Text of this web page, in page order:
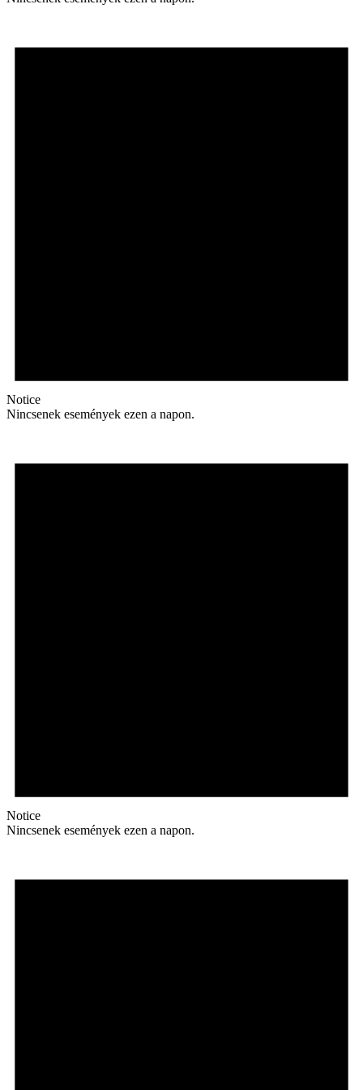
Notice
Nincsenek események ezen a napon.
Notice
Nincsenek események ezen a napon.